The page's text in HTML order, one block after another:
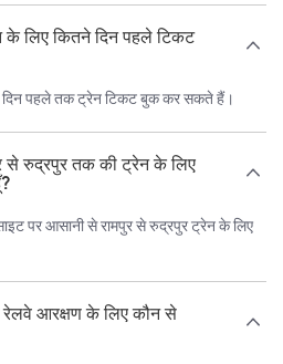
के लिए कितने दिन पहले टिकट
पहले तक ट्रेन टिकट बुक कर सकते हैं।
से रुद्रपुर तक की ट्रेन के लिए
पर आसानी से रामपुर से रुद्रपुर ट्रेन के लिए
आरक्षण के लिए कौन से